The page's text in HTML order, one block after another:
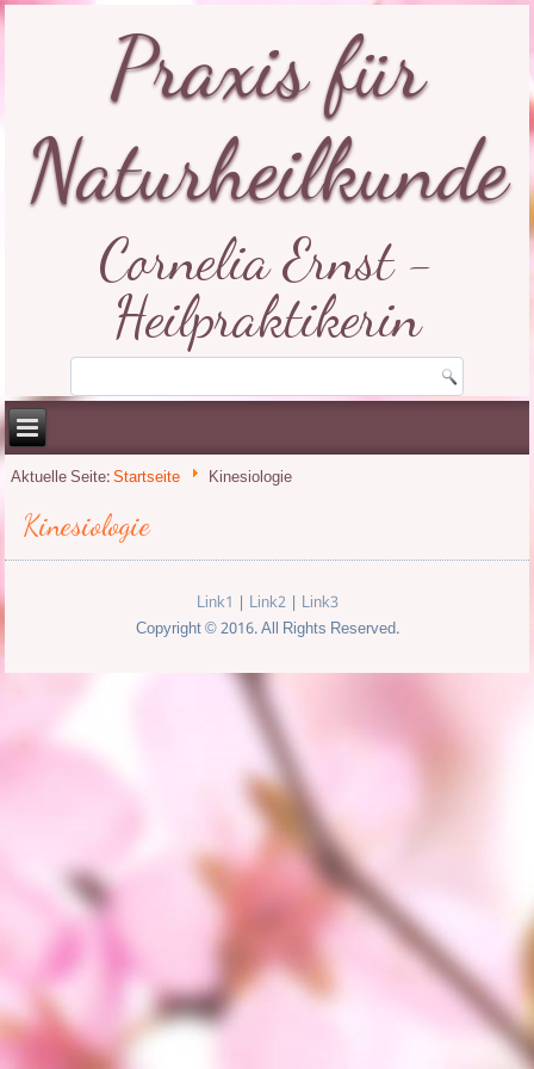
Praxis für
Naturheilkunde
Cornelia Ernst -
Heilpraktikerin
Aktuelle Seite:Startseite Kinesiologie
Kinesiologie
Link1 | Link2| Link3
Copyright © 2016. All Rights Reserved.